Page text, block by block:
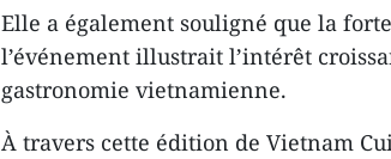
Elle a également souligné que la
l’événement illustrait l’intérêt
gastronomie vietnamienne.
À travers cette édition de Vietnam